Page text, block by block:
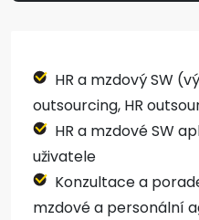
HR a mzdový SW
outsourcing, HR
HR a mzdové SW
uživatele
Konzultace a
mzdové a personální